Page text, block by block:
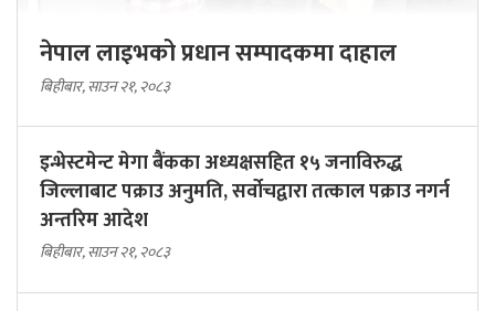
नेपाल लाइभको प्रधान सम्पादकमा दाहाल
बिहीबार, साउन २१, २०८३
इन्भेस्टमेन्ट मेगा बैंकका अध्यक्षसहित १५ जनाविरुद्ध
जिल्लाबाट पक्राउ अनुमति, सर्वोचद्वारा तत्काल पक्राउ नगर्न
अन्तरिम आदेश
बिहीबार, साउन २१, २०८३